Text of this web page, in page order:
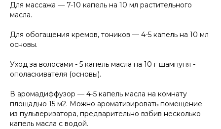
Для массажа — 7-10 капель на 10 мл растительного
масла.
Для обогащения кремов, тоников — 4-5 капель на 10 мл
основы.
Уход за волосами - 5 капель масла на 10 г шампуня -
ополаскивателя (основы).
В аромадиффузор — 4-5 капель масла на комнату
площадью 15 м2. Можно ароматизировать помещение
из пульверизатора, предварительно взбив несколько
капель масла с водой.